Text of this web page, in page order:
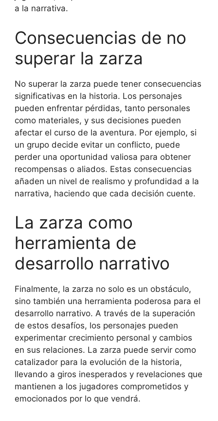
a la narrativa.
Consecuencias de no
superar la zarza
No superar la zarza puede tener consecuencias
significativas en la historia. Los personajes
pueden enfrentar pérdidas, tanto personales
como materiales, y sus decisiones pueden
afectar el curso de la aventura. Por ejemplo, si
un grupo decide evitar un conflicto, puede
perder una oportunidad valiosa para obtener
recompensas o aliados. Estas consecuencias
añaden un nivel de realismo y profundidad a la
narrativa, haciendo que cada decisión cuente.
La zarza como
herramienta de
desarrollo narrativo
Finalmente, la zarza no solo es un obstáculo,
sino también una herramienta poderosa para el
desarrollo narrativo. A través de la superación
de estos desafíos, los personajes pueden
experimentar crecimiento personal y cambios
en sus relaciones. La zarza puede servir como
catalizador para la evolución de la historia,
llevando a giros inesperados y revelaciones que
mantienen a los jugadores comprometidos y
emocionados por lo que vendrá.